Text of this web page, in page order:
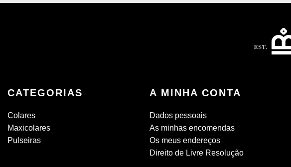
CATEGORIAS
Colares
Maxicolares
Pulseiras
A MINHA CONTA
Dados pessoais
As minhas encomendas
Os meus endereços
Direito de Livre Resolução